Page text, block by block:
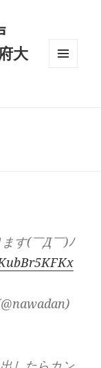
大
す(￣Д￣)ﾉ